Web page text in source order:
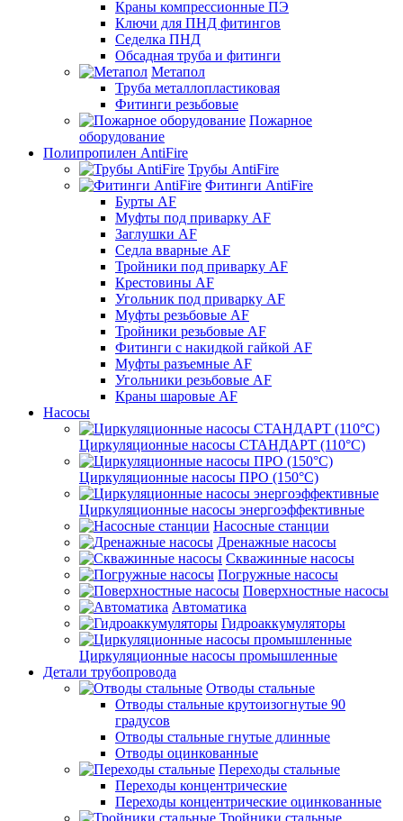
Краны компрессионные ПЭ
Ключи для ПНД фитингов
Седелка ПНД
Обсадная труба и фитинги
Метапол
Труба металлопластиковая
Фитинги резьбовые
Пожарное
оборудование
Полипропилен AntiFire
Трубы AntiFire
Фитинги AntiFire
Бурты AF
Муфты под приварку AF
Заглушки AF
Седла вварные AF
Тройники под приварку AF
Крестовины AF
Угольник под приварку AF
Муфты резьбовые AF
Тройники резьбовые AF
Фитинги с накидкой гайкой AF
Муфты разъемные AF
Угольники резьбовые AF
Краны шаровые AF
Насосы
Циркуляционные насосы СТАНДАРТ (110°C)
Циркуляционные насосы ПРО (150°C)
Циркуляционные насосы энергоэффективные
Насосные станции
Дренажные насосы
Скважинные насосы
Погружные насосы
Поверхностные насосы
Автоматика
Гидроаккумуляторы
Циркуляционные насосы промышленные
Детали трубопровода
Отводы стальные
Отводы стальные крутоизогнутые 90
градусов
Отводы стальные гнутые длинные
Отводы оцинкованные
Переходы стальные
Переходы концентрические
Переходы концентрические оцинкованные
Тройники стальные